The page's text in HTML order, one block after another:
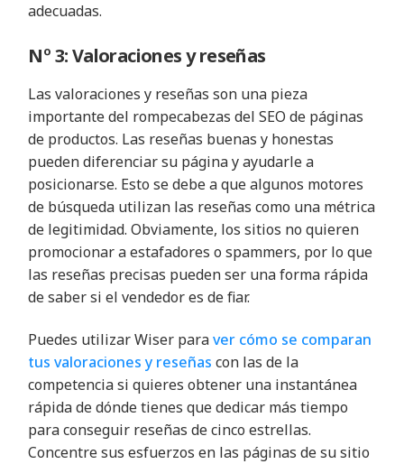
adecuadas.
Nº 3: Valoraciones y reseñas
Las valoraciones y reseñas son una pieza
importante del rompecabezas del SEO de páginas
de productos. Las reseñas buenas y honestas
pueden diferenciar su página y ayudarle a
posicionarse. Esto se debe a que algunos motores
de búsqueda utilizan las reseñas como una métrica
de legitimidad. Obviamente, los sitios no quieren
promocionar a estafadores o spammers, por lo que
las reseñas precisas pueden ser una forma rápida
de saber si el vendedor es de fiar.
Puedes utilizar Wiser paraver cómo se comparan
tus valoraciones y reseñas con las de la
competencia si quieres obtener una instantánea
rápida de dónde tienes que dedicar más tiempo
para conseguir reseñas de cinco estrellas.
Concentre sus esfuerzos en las páginas de su sitio